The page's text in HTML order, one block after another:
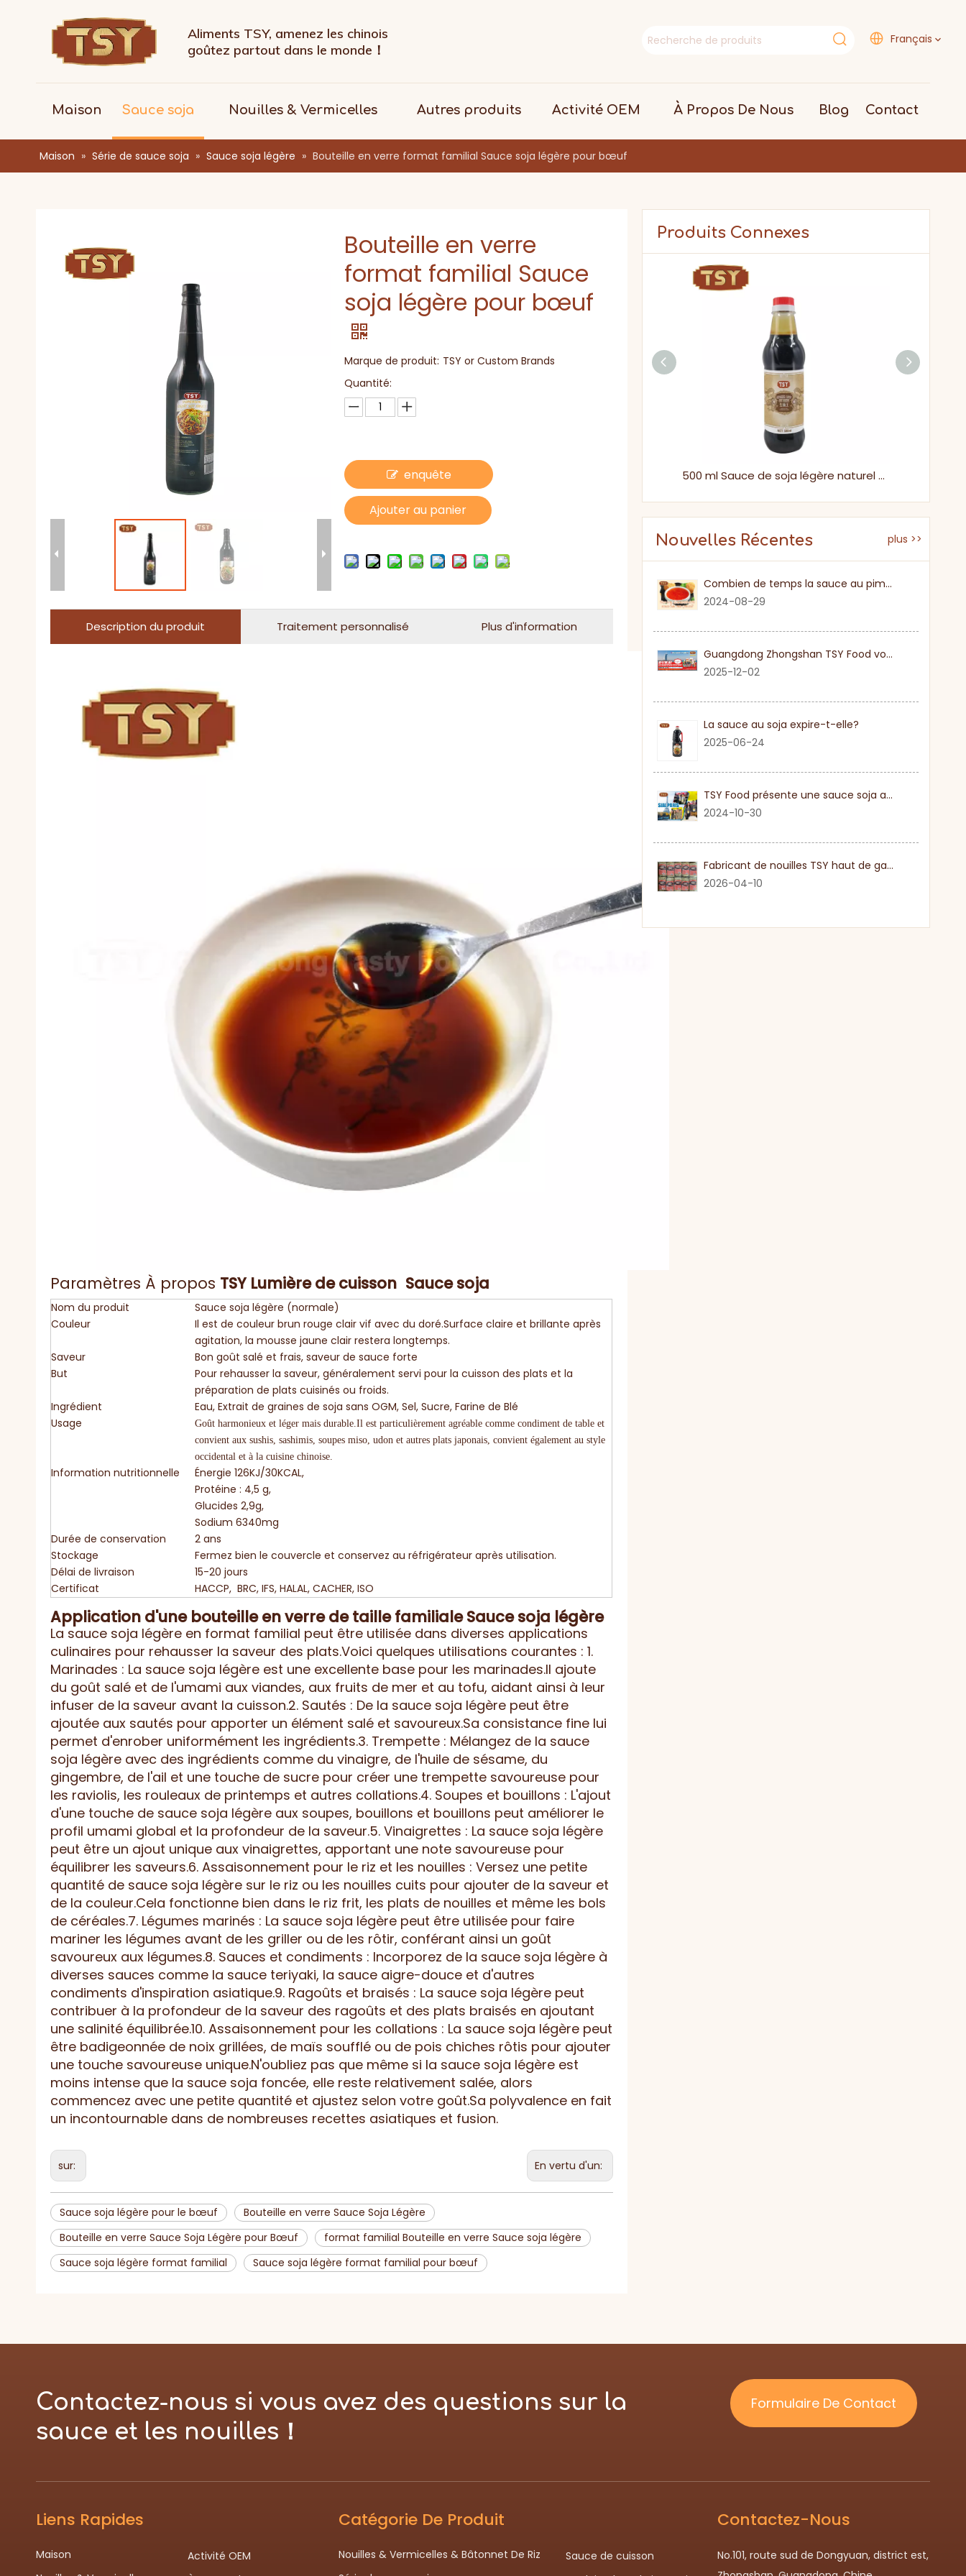
Aliments TSY, amenez les chinois
goûtez partout dans le monde！
Français
Maison Sauce soja Nouilles & Vermicelles Autres produits Activité OEM À Propos De Nous Blog Contact
Maison » Série de sauce soja » Sauce soja légère » Bouteille en verre format familial Sauce soja légère pour bœuf
Bouteille en verre
format familial Sauce
soja légère pour bœuf
Marque de produit: TSY or Custom Brands
Quantité:
enquête
Ajouter au panier
Description du produit Traitement personnalisé Plus d'information
Paramètres À propos TSY Lumière de cuisson Sauce soja
Nom du produit
Sauce soja légère (normale)
Couleur
Il est de couleur brun rouge clair vif avec du doré.Surface claire et brillante après
agitation, la mousse jaune clair restera longtemps.
Saveur
Bon goût salé et frais, saveur de sauce forte
But
Pour rehausser la saveur, généralement servi pour la cuisson des plats et la
préparation de plats cuisinés ou froids.
Ingrédient
Eau, Extrait de graines de soja sans OGM, Sel, Sucre, Farine de Blé
Usage
Goût harmonieux et léger mais durable.Il est particulièrement agréable comme condiment de table et
convient aux sushis, sashimis, soupes miso, udon et autres plats japonais, convient également au style
occidental et à la cuisine chinoise.
Information nutritionnelle
Énergie 126KJ/30KCAL,
Protéine : 4,5 g,
Glucides 2,9g,
Sodium 6340mg
Durée de conservation
2 ans
Stockage
Fermez bien le couvercle et conservez au réfrigérateur après utilisation.
Délai de livraison
15-20 jours
Certificat
HACCP, BRC, IFS, HALAL, CACHER, ISO
Application d'une bouteille en verre de taille familiale Sauce soja légère
La sauce soja légère en format familial peut être utilisée dans diverses applications
culinaires pour rehausser la saveur des plats.Voici quelques utilisations courantes : 1.
Marinades : La sauce soja légère est une excellente base pour les marinades.Il ajoute
du goût salé et de l'umami aux viandes, aux fruits de mer et au tofu, aidant ainsi à leur
infuser de la saveur avant la cuisson.2. Sautés : De la sauce soja légère peut être
ajoutée aux sautés pour apporter un élément salé et savoureux.Sa consistance fine lui
permet d'enrober uniformément les ingrédients.3. Trempette : Mélangez de la sauce
soja légère avec des ingrédients comme du vinaigre, de l'huile de sésame, du
gingembre, de l'ail et une touche de sucre pour créer une trempette savoureuse pour
les raviolis, les rouleaux de printemps et autres collations.4. Soupes et bouillons : L'ajout
d'une touche de sauce soja légère aux soupes, bouillons et bouillons peut améliorer le
profil umami global et la profondeur de la saveur.5. Vinaigrettes : La sauce soja légère
peut être un ajout unique aux vinaigrettes, apportant une note savoureuse pour
équilibrer les saveurs.6. Assaisonnement pour le riz et les nouilles : Versez une petite
quantité de sauce soja légère sur le riz ou les nouilles cuits pour ajouter de la saveur et
de la couleur.Cela fonctionne bien dans le riz frit, les plats de nouilles et même les bols
de céréales.7. Légumes marinés : La sauce soja légère peut être utilisée pour faire
mariner les légumes avant de les griller ou de les rôtir, conférant ainsi un goût
savoureux aux légumes.8. Sauces et condiments : Incorporez de la sauce soja légère à
diverses sauces comme la sauce teriyaki, la sauce aigre-douce et d'autres
condiments d'inspiration asiatique.9. Ragoûts et braisés : La sauce soja légère peut
contribuer à la profondeur de la saveur des ragoûts et des plats braisés en ajoutant
une salinité équilibrée.10. Assaisonnement pour les collations : La sauce soja légère peut
être badigeonnée de noix grillées, de maïs soufflé ou de pois chiches rôtis pour ajouter
une touche savoureuse unique.N'oubliez pas que même si la sauce soja légère est
moins intense que la sauce soja foncée, elle reste relativement salée, alors
commencez avec une petite quantité et ajustez selon votre goût.Sa polyvalence en fait
un incontournable dans de nombreuses recettes asiatiques et fusion.
sur: En vertu d'un:
Sauce soja légère pour le bœuf
Bouteille en verre Sauce Soja Légère
Bouteille en verre Sauce Soja Légère pour Bœuf
format familial Bouteille en verre Sauce soja légère
Sauce soja légère format familial
Sauce soja légère format familial pour bœuf
Produits Connexes
500 ml Sauce de soja légère naturel pour poisson cuit à la vapeur
Nouvelles Récentes plus >>
Combien de temps la sauce au piment sucré
2024-08-29
Guangdong Zhongshan TSY Food vous invite sincèrement à visiter l'exposition Gulfood de Dubaï 2026
2025-12-02
La sauce au soja expire-t-elle?
2025-06-24
TSY Food présente une sauce soja authentique au SIAL PARIS 2024
2024-10-30
Fabricant de nouilles TSY haut de gamme dans le Guangdong
2026-04-10
Contactez-nous si vous avez des questions sur la
sauce et les nouilles！
Formulaire De Contact
Liens Rapides
Maison
Activité OEM
Catégorie De Produit
Nouilles & Vermicelles & Bâtonnet De Riz
Sauce de cuisson
Contactez-Nous
No.101, route sud de Dongyuan, district est,